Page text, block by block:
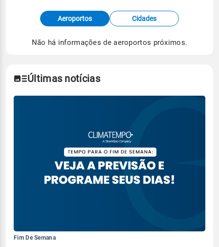
Fonte: dados combinados de estações
meteorológicas e satélite do Centro de Previsão
de Tempo e Estudos Climáticos (CPTEC).
Aeroportos Cidades
Não há informações de aeroportos próximos.
Últimas notícias
Fim De Semana